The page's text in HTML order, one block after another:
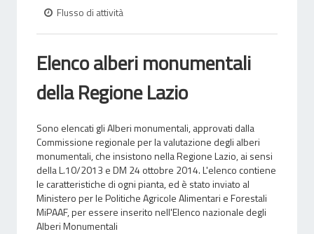
Flusso di attività
Elenco alberi monumentali
della Regione Lazio
Sono elencati gli Alberi monumentali, approvati dalla
Commissione regionale per la valutazione degli alberi
monumentali, che insistono nella Regione Lazio, ai sensi
della L.10/2013 e DM 24 ottobre 2014. L'elenco contiene
le caratteristiche di ogni pianta, ed è stato inviato al
Ministero per le Politiche Agricole Alimentari e Forestali
MiPAAF, per essere inserito nell'Elenco nazionale degli
Alberi Monumentali